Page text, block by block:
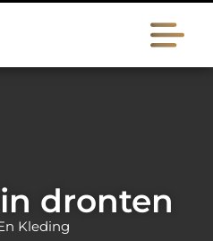
dronten
Kleding